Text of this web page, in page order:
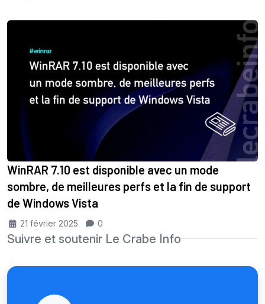
WinRAR 7.10 est disponible avec un mode
sombre, de meilleures perfs et la fin de support
de Windows Vista
21 février 2025 0
Suivre et soutenir Le Crabe Info